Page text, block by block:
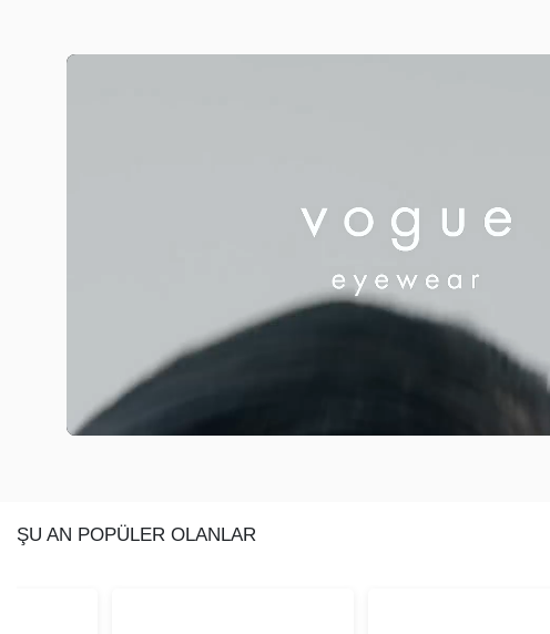
ŞU AN POPÜLER OLANLAR